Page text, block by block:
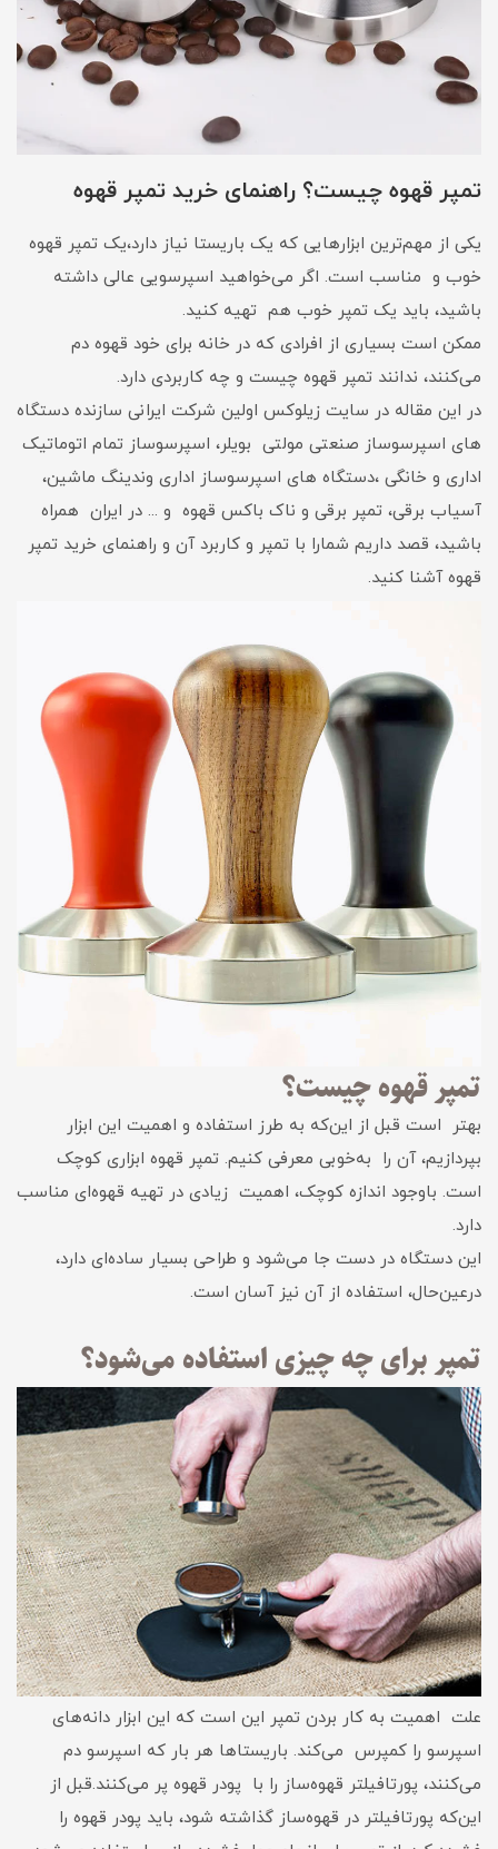
تمپر قهوه چیست؟ راهنمای خرید تمپر قهوه
یکی از مهم‌ترین ابزارهایی که یک باریستا نیاز دارد،یک تمپر قهوه
خوب و مناسب است. اگر می‌خواهید اسپرسویی عالی داشته
باشید، باید یک تمپر خوب هم تهیه کنید.
ممکن است بسیاری از افرادی که در خانه برای خود قهوه دم
می‌کنند، ندانند تمپر قهوه چیست و چه کاربردی دارد.
در این مقاله در سایت زیلوکس اولین شرکت ایرانی سازنده دستگاه
های اسپرسوساز صنعتی مولتی بویلر، اسپرسوساز تمام اتوماتیک
اداری و خانگی ،دستگاه های اسپرسوساز اداری وندینگ ماشین،
آسیاب برقی، تمپر برقی و ناک باکس قهوه و ... در ایران همراه
باشید، قصد داریم شمارا با تمپر و کاربرد آن و راهنمای خرید تمپر
قهوه آشنا کنید.
تمپر قهوه چیست؟
بهتر است قبل از این‌که به طرز استفاده و اهمیت این ابزار
بپردازیم، آن را به‌خوبی معرفی کنیم. تمپر قهوه ابزاری کوچک
است. باوجود اندازه کوچک، اهمیت زیادی در تهیه قهوه‌ای مناسب
دارد.
این دستگاه در دست جا می‌شود و طراحی بسیار ساده‌ای دارد،
درعین‌حال، استفاده از آن نیز آسان است.
تمپر برای چه چیزی استفاده می‌شود؟
علت اهمیت به کار بردن تمپر این است که این ابزار دانه‌های
اسپرسو را کمپرس می‌کند. باریستاها هر بار که اسپرسو دم
می‌کنند، پورتافیلتر قهوه‌ساز را با پودر قهوه پر می‌کنند.قبل از
این‌که پورتافیلتر در قهوه‌ساز گذاشته شود، باید پودر قهوه را